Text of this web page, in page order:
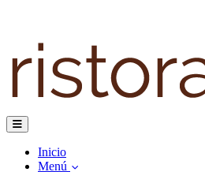
Inicio
Menú